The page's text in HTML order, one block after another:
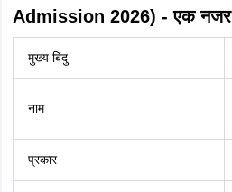
Admission 2026) - एक नजर
मुख्य बिंदु
नाम
प्रकार